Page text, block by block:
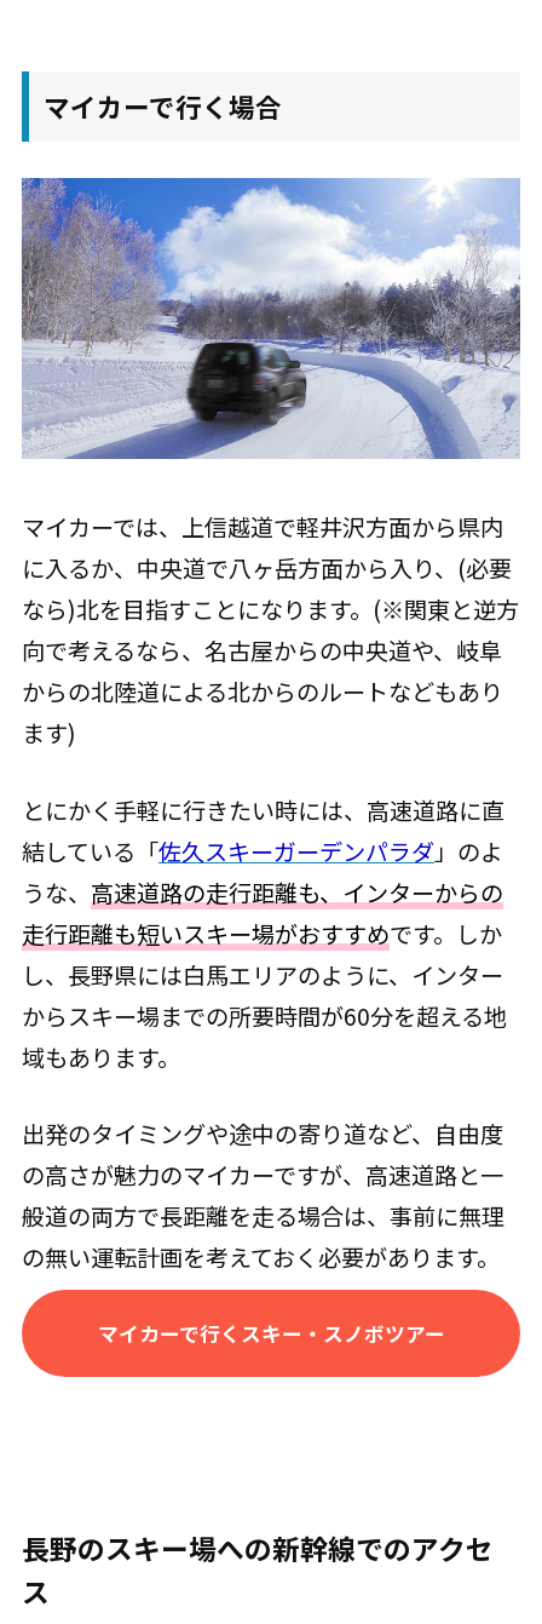
マイカーで行く場合
マイカーでは、上信越道で軽井沢方面から県内
に入るか、中央道で八ヶ岳方面から入り、(必要
なら)北を目指すことになります。(※関東と逆方
向で考えるなら、名古屋からの中央道や、岐阜
からの北陸道による北からのルートなどもあり
ます)
とにかく手軽に行きたい時には、高速道路に直
結している「佐久スキーガーデンパラダ」のよ
うな、 高速道路の走行距離も、インターからの
走行距離も短いスキー場がおすすめです。しか
し、長野県には白馬エリアのように、インター
からスキー場までの所要時間が60分を超える地
域もあります。
出発のタイミングや途中の寄り道など、自由度
の高さが魅力のマイカーですが、高速道路と一
般道の両方で長距離を走る場合は、事前に無理
の無い運転計画を考えておく必要があります。
マイカーで行くスキー・スノボツアー
長野のスキー場への新幹線でのアクセ
ス